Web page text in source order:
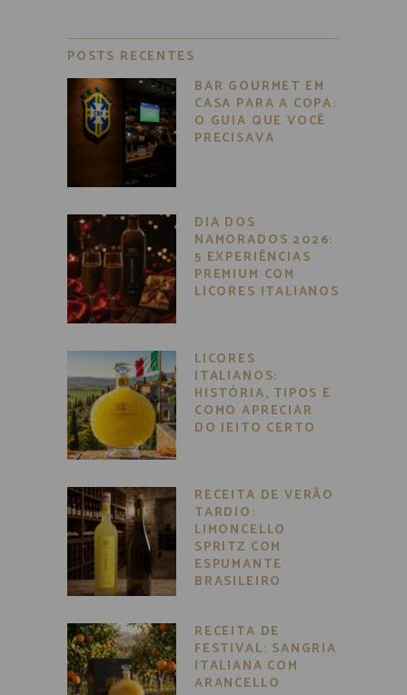
POSTS RECENTES
BAR GOURMET EM
CASA PARA A COPA:
O GUIA QUE VOCÊ
PRECISAVA
DIA DOS
NAMORADOS 2026:
5 EXPERIÊNCIAS
PREMIUM COM
LICORES ITALIANOS
LICORES
ITALIANOS:
HISTÓRIA, TIPOS E
COMO APRECIAR
DO JEITO CERTO
RECEITA DE VERÃO
TARDIO:
LIMONCELLO
SPRITZ COM
ESPUMANTE
BRASILEIRO
RECEITA DE
FESTIVAL: SANGRIA
ITALIANA COM
ARANCELLO